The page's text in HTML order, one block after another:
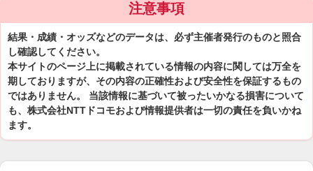
注意事項
結果・成績・オッズなどのデータは、必ず主催者発行のものと照合
し確認してください。
本サイトのページ上に掲載されている情報の内容に関しては万全を
期しておりますが、その内容の正確性および安全性を保証するもの
ではありません。 当該情報に基づいて被ったいかなる損害について
も、株式会社NTTドコモおよび情報提供者は一切の責任を負いかね
ます。